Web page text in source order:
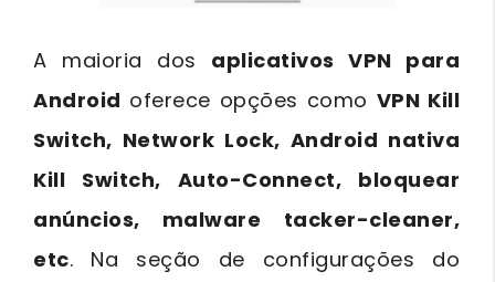
A maioria dos aplicativos VPN para
Android oferece opções como VPN Kill
Switch, Network Lock, Android nativa
Kill Switch, Auto-Connect, bloquear
anúncios, malware tacker-cleaner,
etc. Na seção de configurações do